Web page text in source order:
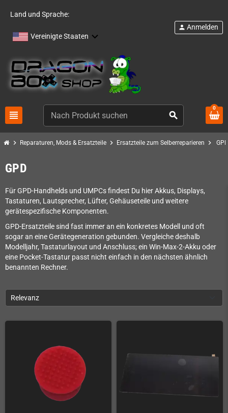
Land und Sprache:
Vereinigte Staaten
view_headline search
person Anmelden
0
chevron_right Reparaturen, Mods & Ersatzteile chevron_right Ersatzteile zum Selberreparieren chevron_right GPD
GPD
Für GPD-Handhelds und UMPCs findest Du hier Akkus, Displays,
Tastaturen, Lautsprecher, Lüfter, Gehäuseteile und weitere
gerätespezifische Komponenten.
GPD-Ersatzteile sind fast immer an ein konkretes Modell und oft
sogar an eine Gerätegeneration gebunden. Vergleiche deshalb
Modelljahr, Tastaturlayout und Anschluss; ein Win-Max-2-Akku oder
eine Pocket-Tastatur passt nicht einfach in den nächsten ähnlich
benannten Rechner.
Relevanz